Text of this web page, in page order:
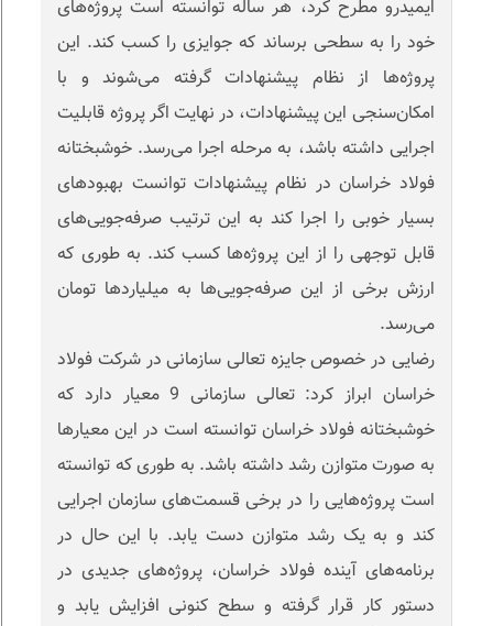
ایمیدرو مطرح کرد، هر ساله توانسته است پروژه‌های
خود را به سطحی برساند که جوایزی را کسب کند. این
پروژه‌ها از نظام پیشنهادات گرفته می‌شوند و با
امکان‌سنجی این پیشنهادات، در نهایت اگر پروژه قابلیت
اجرایی داشته باشد، به مرحله اجرا می‌رسد. خوشبختانه
فولاد خراسان در نظام پیشنهادات توانست بهبودهای
بسیار خوبی را اجرا کند به این ترتیب صرفه‌جویی‌های
قابل توجهی را از این پروژه‌ها کسب کند. به طوری که
ارزش برخی از این صرفه‌جویی‌ها به میلیاردها تومان
می‌رسد.
رضایی در خصوص جایزه تعالی سازمانی در شرکت فولاد
خراسان ابراز کرد: تعالی سازمانی 9 معیار دارد که
خوشبختانه فولاد خراسان توانسته است در این معیارها
به صورت متوازن رشد داشته باشد. به طوری که توانسته
است پروژه‌هایی را در برخی قسمت‌های سازمان اجرایی
کند و به یک رشد متوازن دست یابد. با این حال در
برنامه‌های آینده فولاد خراسان، پروژه‌های جدیدی در
دستور کار قرار گرفته و سطح کنونی افزایش یابد و